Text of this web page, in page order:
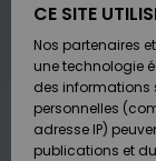
FEMME
SURF
SNOW
CE SITE
Nos partenaires
une technologie
des informations
personnelles
adresse IP)
publications et